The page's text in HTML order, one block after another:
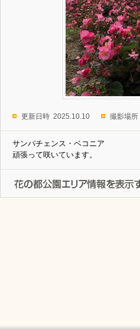
更新日時 2025.10.10 撮影場所
サンパチェンス・ベコニア
頑張って咲いています。